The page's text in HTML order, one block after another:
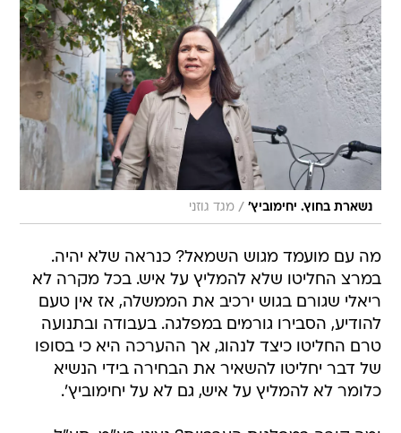
נשארת בחוץ. יחימוביץ' / מגד גוזני
מה עם מועמד מגוש השמאל? כנראה שלא יהיה.
במרצ החליטו שלא להמליץ על איש. בכל מקרה לא
ריאלי שגורם בגוש ירכיב את הממשלה, אז אין טעם
להודיע, הסבירו גורמים במפלגה. בעבודה ובתנועה
טרם החליטו כיצד לנהוג, אך ההערכה היא כי בסופו
של דבר יחליטו להשאיר את הבחירה בידי הנשיא 
כלומר לא להמליץ על איש, גם לא על יחימוביץ'.